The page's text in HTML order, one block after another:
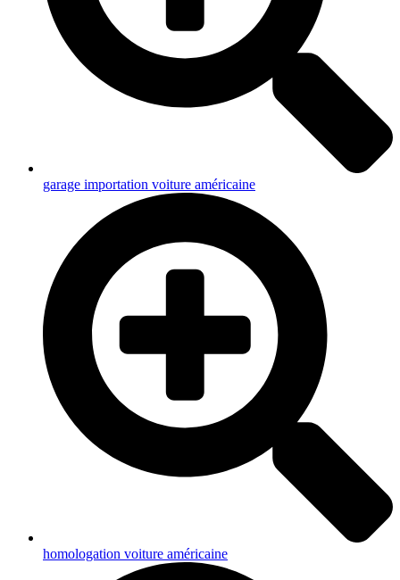
garage importation voiture américaine
homologation voiture américaine